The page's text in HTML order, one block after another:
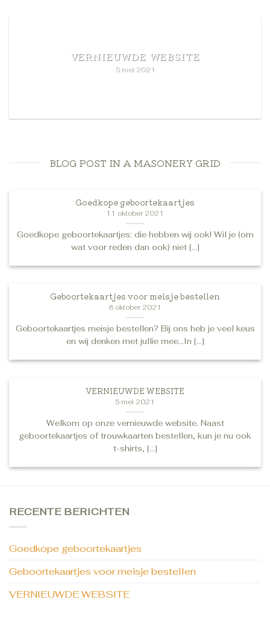
VERNIEUWDE WEBSITE
5 mei 2021
BLOG POST IN A MASONERY GRID
Goedkope geboortekaartjes
11 oktober 2021
Goedkope geboortekaartjes: die hebben wij ook! Wil je (om
wat voor reden dan ook) niet [...]
Geboortekaartjes voor meisje bestellen
8 oktober 2021
Geboortekaartjes meisje bestellen? Bij ons heb je veel keus
en wij denken met jullie mee…In [...]
VERNIEUWDE WEBSITE
5 mei 2021
Welkom op onze vernieuwde website. Naast
geboortekaartjes of trouwkaarten bestellen, kun je nu ook
t-shirts, [...]
RECENTE BERICHTEN
Goedkope geboortekaartjes
Geboortekaartjes voor meisje bestellen
VERNIEUWDE WEBSITE